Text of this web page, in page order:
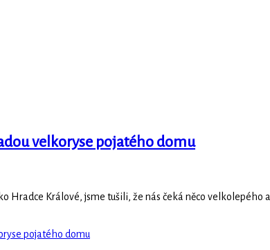
velkoryse pojatého domu
Hradce Králové, jsme tušili, že nás čeká něco velkolepého a
pojatého domu